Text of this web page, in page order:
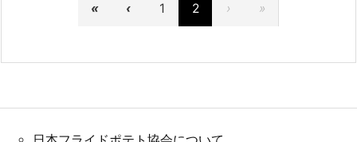
« ‹ 1 2 › »